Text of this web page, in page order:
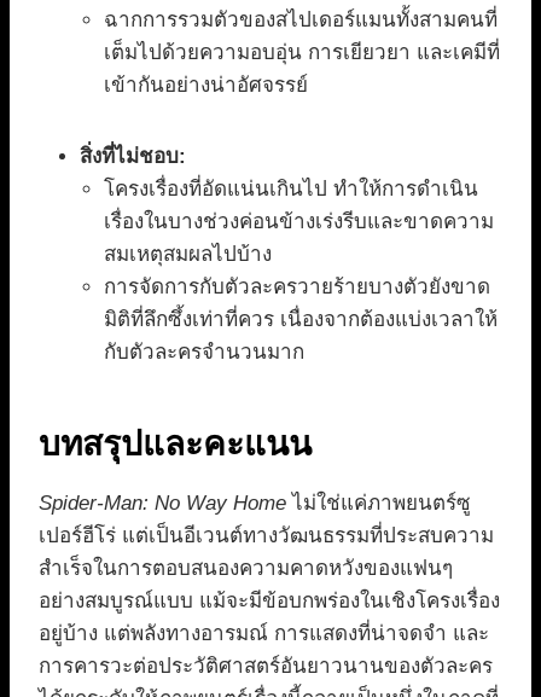
ฉากการรวมตัวของสไปเดอร์แมนทั้งสามคนที่
เต็มไปด้วยความอบอุ่น การเยียวยา และเคมีที่
เข้ากันอย่างน่าอัศจรรย์
สิ่งที่ไม่ชอบ:
โครงเรื่องที่อัดแน่นเกินไป ทำให้การดำเนิน
เรื่องในบางช่วงค่อนข้างเร่งรีบและขาดความ
สมเหตุสมผลไปบ้าง
การจัดการกับตัวละครวายร้ายบางตัวยังขาด
มิติที่ลึกซึ้งเท่าที่ควร เนื่องจากต้องแบ่งเวลาให้
กับตัวละครจำนวนมาก
บทสรุปและคะแนน
Spider-Man: No Way Home ไม่ใช่แค่ภาพยนตร์ซู
เปอร์ฮีโร่ แต่เป็นอีเวนต์ทางวัฒนธรรมที่ประสบความ
สำเร็จในการตอบสนองความคาดหวังของแฟนๆ
อย่างสมบูรณ์แบบ แม้จะมีข้อบกพร่องในเชิงโครงเรื่อง
อยู่บ้าง แต่พลังทางอารมณ์ การแสดงที่น่าจดจำ และ
การคารวะต่อประวัติศาสตร์อันยาวนานของตัวละคร